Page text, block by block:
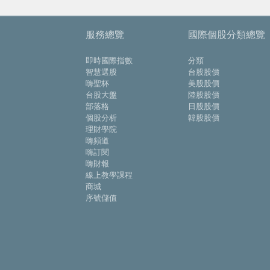
服務總覽
即時國際指數
智慧選股
嗨聖杯
台股大盤
部落格
個股分析
理財學院
嗨頻道
嗨訂閱
嗨財報
線上教學課程
商城
序號儲值
國際個股分類總覽
分類
台股股價
美股股價
陸股股價
日股股價
韓股股價